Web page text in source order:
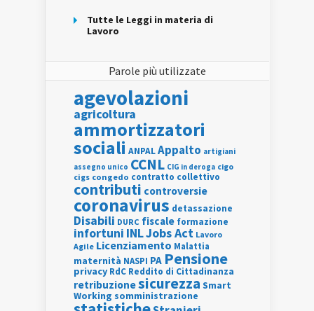
Tutte le Leggi in materia di
Lavoro
Parole più utilizzate
agevolazioni
agricoltura
ammortizzatori
sociali ANPALAppalto artigiani
assegno unico CCNL CIG in deroga cigo
cigs congedo contratto collettivo
contributi controversie
coronavirus detassazione
Disabili DURC fiscale formazione
infortuni INLJobs Act Lavoro
Agile Licenziamento Malattia
maternità NASPI PA Pensione
privacy RdC Reddito di Cittadinanza
retribuzionesicurezza Smart
Working somministrazione